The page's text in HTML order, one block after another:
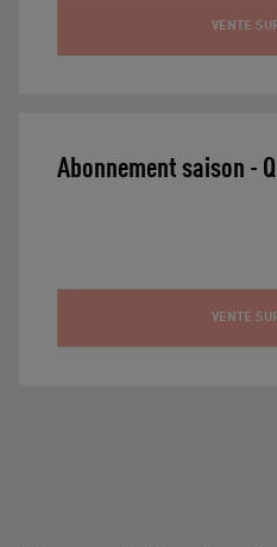
VENTE
Abonnement saison -
VENTE